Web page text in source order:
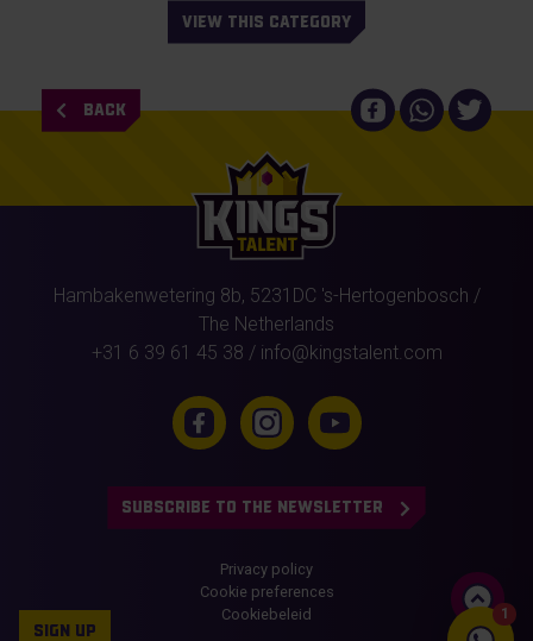
VIEW THIS CATEGORY
BACK
Hambakenwetering 8b, 5231DC 's-Hertogenbosch /
The Netherlands
+31 6 39 61 45 38 / info@kingstalent.com
SUBSCRIBE TO THE NEWSLETTER
Privacy policy
Cookie preferences
Cookiebeleid
SIGN UP
1